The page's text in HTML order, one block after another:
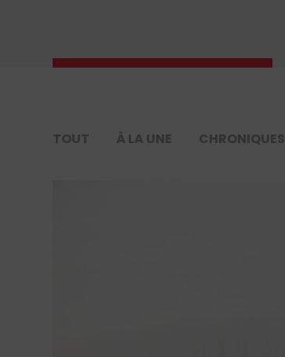
TOUT À LA UNE CHRONIQUES